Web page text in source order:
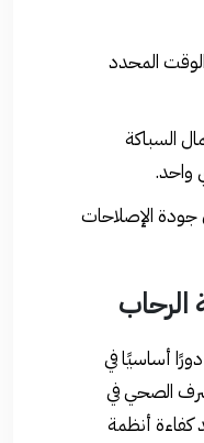
الوقت المحدد
السباكة
واحد.
الإصلاحات
أساسيًا في
الصحي في
كفاءة أنظمة